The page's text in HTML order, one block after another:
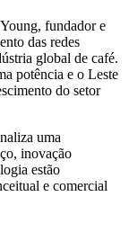
fundador e
das redes
global de café.
potência e o Leste
do setor
uma
inovação
estão
e comercial